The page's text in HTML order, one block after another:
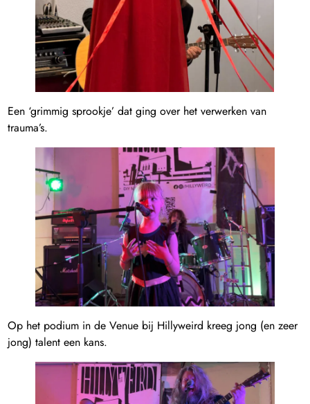
Een ‘grimmig sprookje’ dat ging over het verwerken van
trauma’s.
Op het podium in de Venue bij Hillyweird kreeg jong (en zeer
jong) talent een kans.